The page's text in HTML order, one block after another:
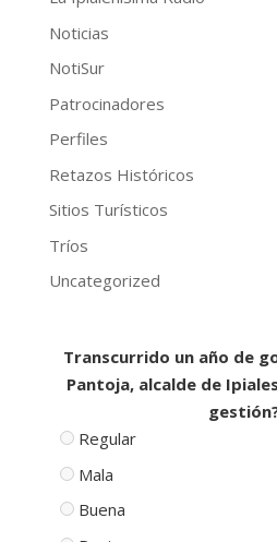
Noticias
NotiSur
Patrocinadores
Perfiles
Retazos Históricos
Sitios Turísticos
Tríos
Uncategorized
Transcurrido un año de
Pantoja, alcalde de
Regular
Mala
Buena